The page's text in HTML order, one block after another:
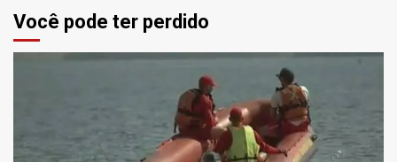
Você pode ter perdido